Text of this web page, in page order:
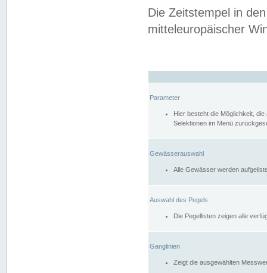
Die Zeitstempel in
mitteleuropäischer
Parameter
Hier besteht die Möglichkeit,
Selektionen im Menü
Gewässerauswahl
Alle Gewässer werden
Auswahl des Pegels
Die Pegellisten zeigen alle
Ganglinien
Zeigt die ausgewählten